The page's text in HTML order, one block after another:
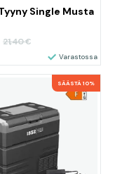
Single Musta
21,40€
Varastossa
SÄÄSTÄ 10%